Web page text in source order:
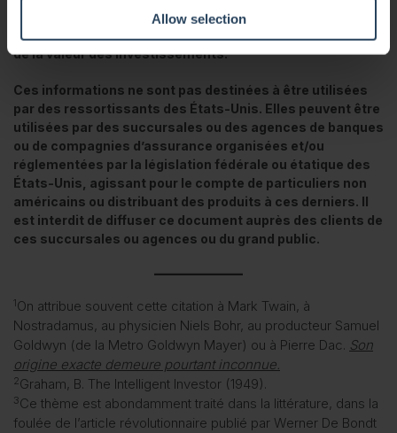
Allow selection
initialement investi. En outre, les fluctuations des devises
peuvent également entraîner une hausse ou une baisse
de la valeur des investissements.
Ces informations ne sont pas destinées à être utilisées
par des ressortissants des États-Unis. Elles peuvent être
utilisées par des succursales ou des agences de banques
ou de compagnies d’assurance organisées et/ou
réglementées par la législation fédérale ou étatique des
États-Unis, agissant pour le compte de particuliers non
américains ou distribuant des produits à ces derniers. Il
est interdit de diffuser ce document auprès des clients de
ces succursales ou agences ou du grand public.
1On attribue souvent cette citation à Mark Twain, à
Nostradamus, au physicien Niels Bohr, au producteur Samuel
Goldwyn (de la Metro Goldwyn Mayer) ou à Pierre Dac. Son
origine exacte demeure pourtant inconnue.
2Graham, B. The Intelligent Investor (1949).
3Ce thème est abondamment traité dans la littérature, dans la
foulée de l’article révolutionnaire publié par Werner De Bondt